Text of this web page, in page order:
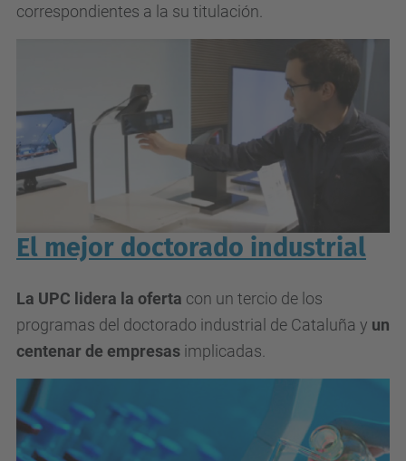
correspondientes a la su titulación.
El mejor doctorado industrial
La UPC lidera la oferta con un tercio de los
programas del doctorado industrial de Cataluña y un
centenar de empresas implicadas.